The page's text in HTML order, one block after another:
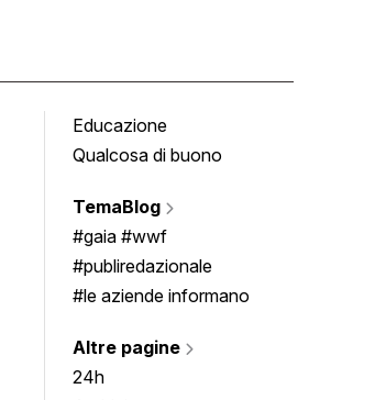
Educazione
Qualcosa di buono
TemaBlog
#gaia #wwf
#publiredazionale
#le aziende informano
Altre pagine
24h